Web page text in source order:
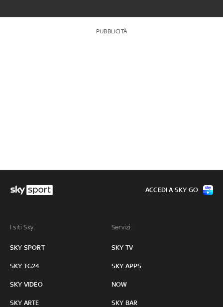
PUBBLICITÀ
I siti Sky:
SKY SPORT
SKY TG24
SKY VIDEO
SKY ARTE
Servizi:
SKY TV
SKY APPS
NOW
SKY BAR
ACCEDI A SKY GO